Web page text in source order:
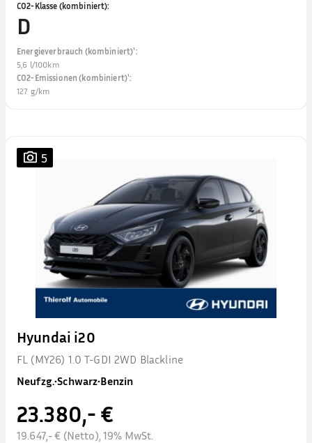
CO2-Klasse (kombiniert):
D
Energieverbrauch (kombiniert)¹:
5,6 l/100km
CO2-Emissionen (kombiniert)¹:
127 g/km
5
Hyundai i20
FL (MY26) 1.0 T-GDI 2WD Blackline
Neufzg.•Schwarz•Benzin
23.380,- €
19.647,- € (Netto), 19% MwSt.